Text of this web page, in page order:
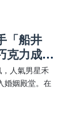
「船井
克力成
人氣男星禾
婚姻殿堂。在